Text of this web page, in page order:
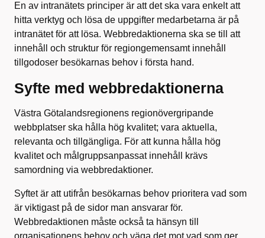
En av intranätets principer är att det ska vara enkelt att
hitta verktyg och lösa de uppgifter medarbetarna är på
intranätet för att lösa. Webbredaktionerna ska se till att
innehåll och struktur för regiongemensamt innehåll
tillgodoser besökarnas behov i första hand.
Syfte med webbredaktionerna
Västra Götalandsregionens regionövergripande
webbplatser ska hålla hög kvalitet; vara aktuella,
relevanta och tillgängliga. För att kunna hålla hög
kvalitet och målgruppsanpassat innehåll krävs
samordning via webbredaktioner.
Syftet är att utifrån besökarnas behov prioritera vad som
är viktigast på de sidor man ansvarar för.
Webbredaktionen måste också ta hänsyn till
organisationens behov och väga det mot vad som ger